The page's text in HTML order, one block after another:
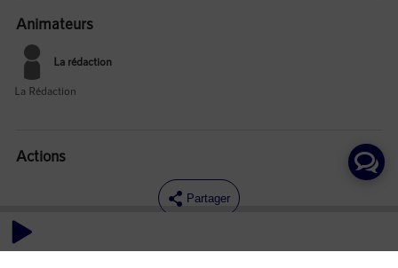
Animateurs
La rédaction
La Rédaction
Actions
Partager
Commentaires